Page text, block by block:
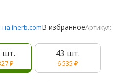
iherb.comВ избранноеАртикул:
шт.
₽
43 шт.
6 535 ₽